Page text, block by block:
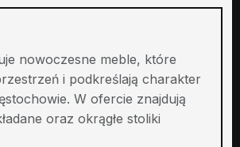
nowoczesne meble, które
i podkreślają charakter
W ofercie znajdują
oraz okrągłe stoliki